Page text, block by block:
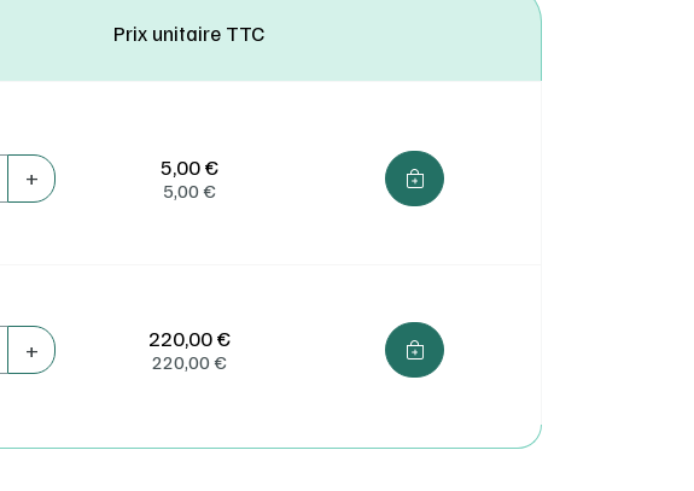
Prix unitaire TTC
+ 5,00 €
5,00 €
+ 220,00 €
220,00 €